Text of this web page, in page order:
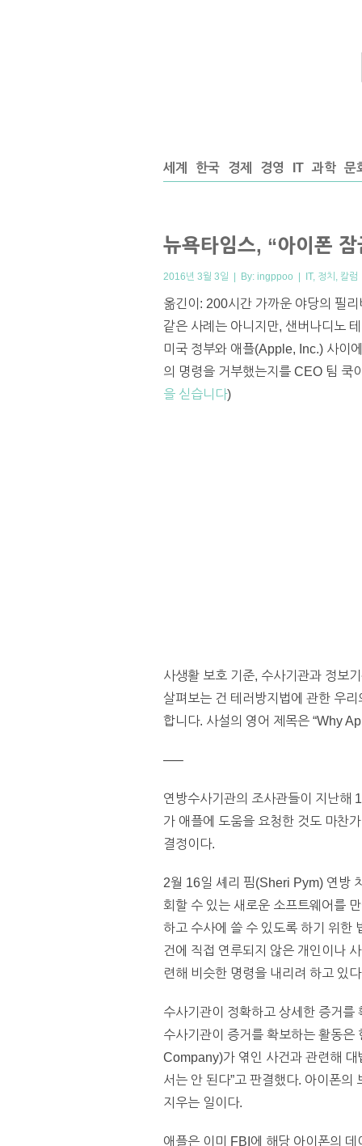
세계 한국 경제 경영 IT 과학 문
뉴욕타임스, “아이폰
2016년 3월 3일 | By: ingppoo | IT, 정치 , 칼럼
옮긴이: 200시간 가까운 야당의 필
같은 사례는 아니지만, 샌버나디노
미국 정부와 애플(Apple, Inc.) 사이
의 명령을 거부했는지를 CEO 팀 쿡
을 싣습니다)
사생활 보호 기준, 수사기관과 정보
살펴보는 건 테러방지법에 관한 우
합니다. 사설의 영어 제목은 “Why
—–
연방수사기관의 조사관들이 지난해
가 애플에 도움을 요청한 것도 마찬
결정이다.
2월 16일 셰리 핌(Sheri Pym) 연방
회할 수 있는 새로운 소프트웨어를
하고 수사에 쓸 수 있도록 하기 위한
건에 직접 연루되지 않은 개인이나
련해 비슷한 명령을 내리려 하고 있
수사기관이 정확하고 상세한 증거를
수사기관이 증거를 확보하는 활동
Company)가 엮인 사건과 관련해 대
서는 안 된다”고 판결했다. 아이폰
지우는 일이다.
애플은 이미 FBI에 해당 아이폰의